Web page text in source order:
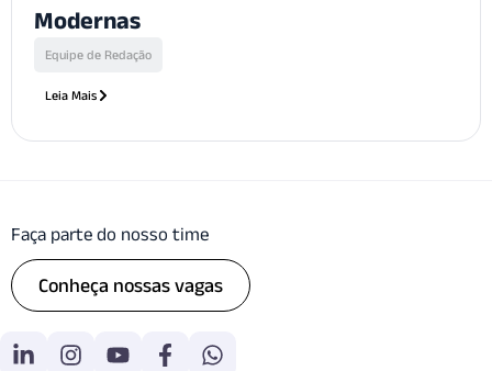
Modernas
Equipe de Redação
Leia Mais
Faça parte do nosso time
Conheça nossas vagas